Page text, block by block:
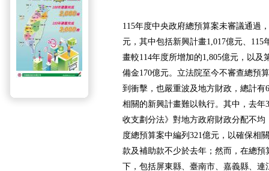
115年度中央政府總預算案未審議通過
元，其中包括新興計畫1,017億元、115
畫較114年度所增加的1,805億元，以及
備金170億元。立法院至今不審查總預
到衝擊，也嚴重波及地方財政，總計有
相關的新興計畫難以執行。其中，去年
收支劃分法》對地方政府財政分配不
度總預算案中編列321億元，以確保相
款及補助款不少於去年；然而，在總
下，包括屏東縣、臺南市、嘉義縣、連